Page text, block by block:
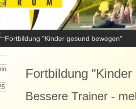
Fortbildung "Kinder gesund bewegen"
Fortbildung
Bessere Trainer -